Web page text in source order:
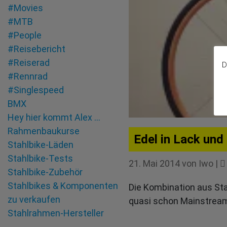
#Movies
#MTB
#People
#Reisebericht
#Reiserad
#Rennrad
#Singlespeed
BMX
Hey hier kommt Alex …
Rahmenbaukurse
Stahlbike-Läden
Stahlbike-Tests
Stahlbike-Zubehör
Stahlbikes & Komponenten
zu verkaufen
Stahlrahmen-Hersteller
Edel in Lack
21. Mai 2014von Iwo |
Die Kombination aus
quasi schon